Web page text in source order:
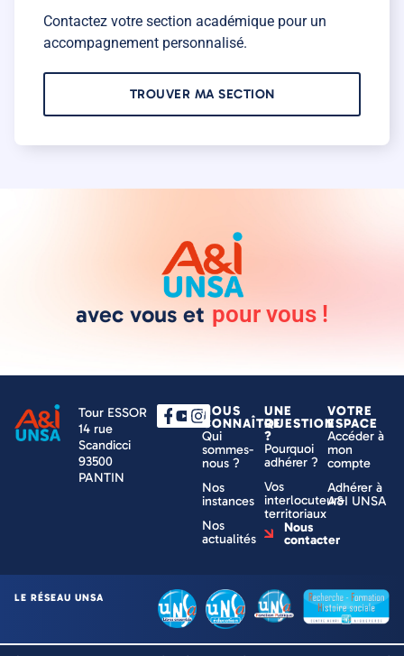
Contactez votre section académique pour un
accompagnement personnalisé.
TROUVER MA SECTION
avec vous et pour vous !
Tour ESSOR
14 rue
Scandicci
93500
PANTIN
NOUS
CONNAÎTRE
Qui
sommes-
nous ?
Nos
instances
Nos
actualités
UNE
QUESTION
?
Pourquoi
adhérer ?
Vos
interlocuteurs
territoriaux
Nous
contacter
VOTRE
ESPACE
Accéder à
mon
compte
Adhérer à
A&I UNSA
LE RÉSEAU UNSA